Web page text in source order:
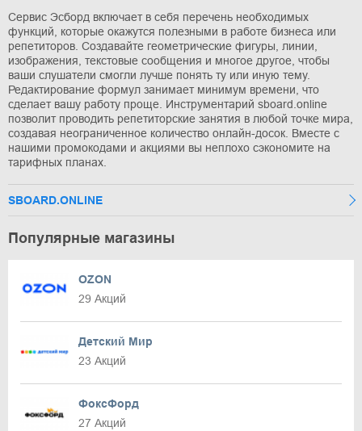
Сервис Эсборд включает в себя перечень необходимых
функций, которые окажутся полезными в работе бизнеса или
репетиторов. Создавайте геометрические фигуры, линии,
изображения, текстовые сообщения и многое другое, чтобы
ваши слушатели смогли лучше понять ту или иную тему.
Редактирование формул занимает минимум времени, что
сделает вашу работу проще. Инструментарий sboard.online
позволит проводить репетиторские занятия в любой точке мира,
создавая неограниченное количество онлайн-досок. Вместе с
нашими промокодами и акциями вы неплохо сэкономите на
тарифных планах.
SBOARD.ONLINE
Популярные магазины
OZON
29 Акций
Детский Мир
23 Акций
ФоксФорд
27 Акций